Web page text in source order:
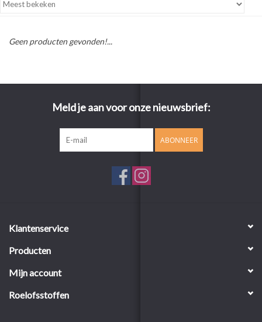
Geen producten gevonden!...
Meld je aan voor onze nieuwsbrief:
ABONNEER
Klantenservice
Producten
Mijn account
Roelofsstoffen